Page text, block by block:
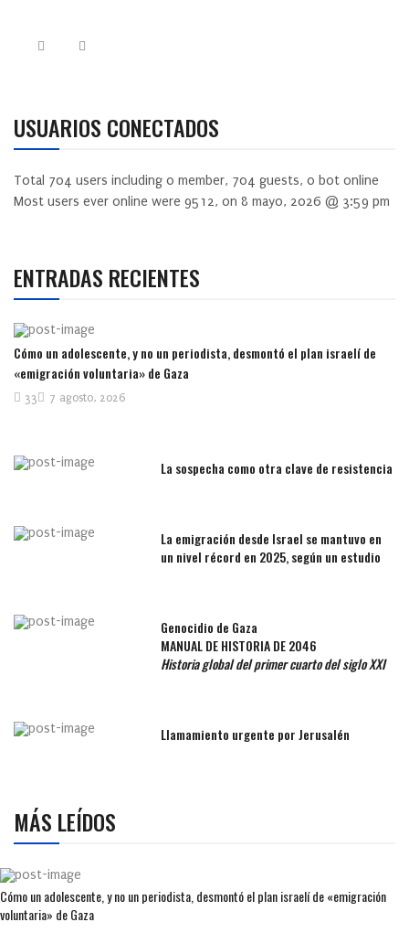
USUARIOS CONECTADOS
Total 704 users including 0 member, 704 guests, 0 bot online
Most users ever online were 9512, on 8 mayo, 2026 @ 3:59 pm
ENTRADAS RECIENTES
Cómo un adolescente, y no un periodista, desmontó el plan israelí de
«emigración voluntaria» de Gaza
7 agosto, 2026
33
La sospecha como otra clave de resistencia
La emigración desde Israel se mantuvo en
un nivel récord en 2025, según un estudio
Genocidio de Gaza
MANUAL DE HISTORIA DE 2046
Historia global del primer cuarto del siglo XXI
Llamamiento urgente por Jerusalén
MÁS LEÍDOS
Cómo un adolescente, y no un periodista, desmontó el plan israelí de «emigración
voluntaria» de Gaza